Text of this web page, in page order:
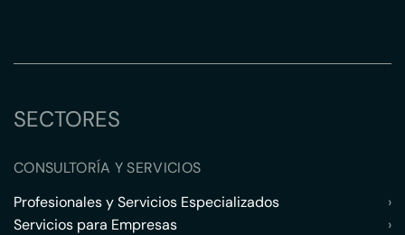
SECTORES
CONSULTORÍA Y SERVICIOS
Profesionales y Servicios Especializados
›
Servicios para Empresas
›